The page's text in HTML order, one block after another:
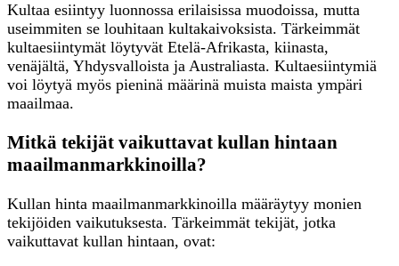
Kultaa esiintyy luonnossa erilaisissa muodoissa, mutta
useimmiten se louhitaan kultakaivoksista. Tärkeimmät
kultaesiintymät löytyvät Etelä-Afrikasta, kiinasta,
venäjältä, Yhdysvalloista ja Australiasta. Kultaesiintymiä
voi löytyä myös pieninä määrinä muista maista ympäri
maailmaa.
Mitkä tekijät vaikuttavat kullan hintaan
maailmanmarkkinoilla?
Kullan hinta maailmanmarkkinoilla määräytyy monien
tekijöiden vaikutuksesta. Tärkeimmät tekijät, jotka
vaikuttavat kullan hintaan, ovat: